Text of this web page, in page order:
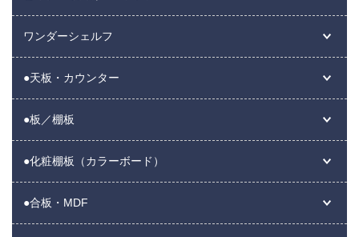
ワンダーシェルフ
●天板・カウンター
●板／棚板
●化粧棚板（カラーボード）
●合板・MDF